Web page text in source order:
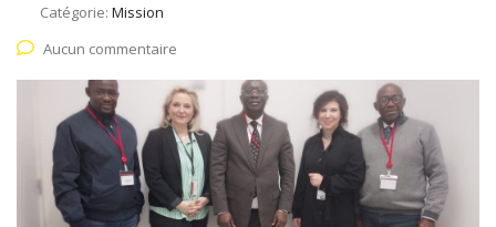
Catégorie: Mission
Aucun commentaire